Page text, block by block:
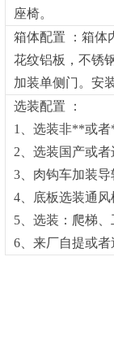
座椅。
箱体配置 ：箱体
花纹铝板，不锈
加装单侧门。安
选装配置 ：
1、选装非**或者
2、选装国产或者
3、肉钩车加装导
4、底板选装通风
5、选装：爬梯、
6、来厂自提或者